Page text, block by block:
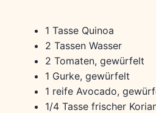
1 Tasse Quinoa
2 Tassen Wasser
2 Tomaten, gewürfelt
1 Gurke, gewürfelt
1 reife Avocado,
1/4 Tasse frischer